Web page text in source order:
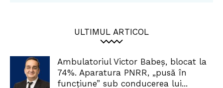
ULTIMUL ARTICOL
Ambulatoriul Victor Babeș, blocat la
74%. Aparatura PNRR, „pusă în
funcțiune” sub conducerea lui...